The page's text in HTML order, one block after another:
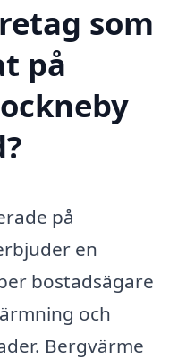
som
på
på
en
bostadsägare
och
Bergvärme